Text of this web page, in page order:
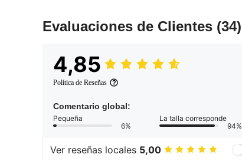
Evaluaciones de Clientes (34)
4,85
Política de Reseñas
Comentario global:
Pequeña
6%
La talla corresponde
94%
Ver reseñas locales 5,00